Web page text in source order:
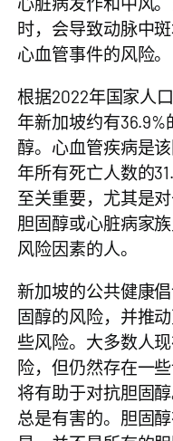
时，会导致动脉中
心血管事件的风险。
根据2022年国家人
年新加坡约有36.9%
醇。心血管疾病是
年所有死亡人数的
至关重要，尤其是
胆固醇或心脏病家
风险因素的人。
新加坡的公共健康
固醇的风险，并推
些风险。大多数人
险，但仍然存在一
将有助于对抗胆固
总是有害的。胆固